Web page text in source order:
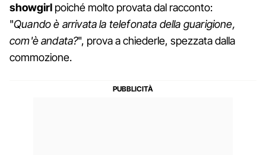
showgirl poiché molto provata dal racconto:
"Quando è arrivata la telefonata della guarigione,
com'è andata?", prova a chiederle, spezzata dalla
commozione.